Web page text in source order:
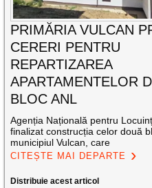
PRIMĂRIA VULCAN
CERERI PENTRU
REPARTIZAREA
APARTAMENTELOR
BLOC ANL
Agenția Națională pentru
finalizat construcția celor două
municipiul Vulcan, care
CITEȘTE MAI DEPARTE
Distribuie acest articol